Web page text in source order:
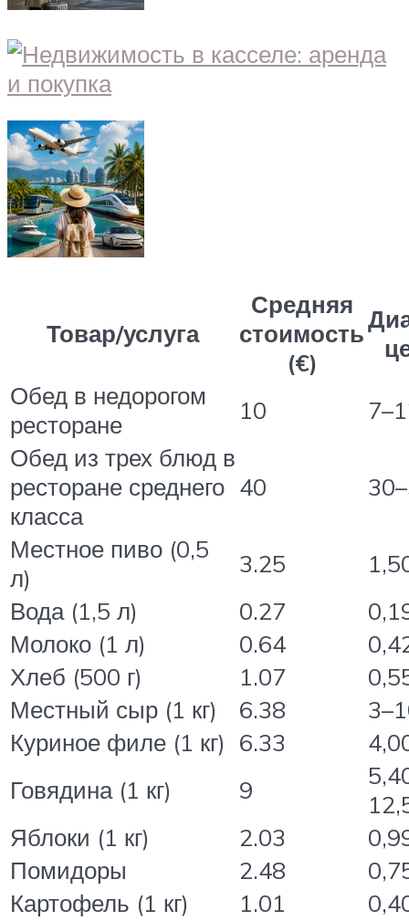
Товар/услуга
Средняя
стоимость
(€)
Обед в недорогом
ресторане
10
Обед из трех блюд в
ресторане среднего
класса
40
Местное пиво (0,5
л)
3.25
Вода (1,5 л)
0.27
Молоко (1 л)
0.64
Хлеб (500 г)
1.07
Местный сыр (1 кг)
6.38
Куриное филе (1 кг) 6.33
Говядина (1 кг)
9
Яблоки (1 кг)
2.03
Помидоры
2.48
Картофель (1 кг)
1.01